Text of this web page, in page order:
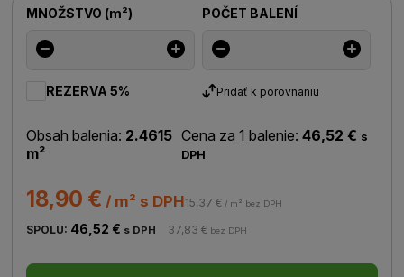
MNOŽSTVO (m²) POČET BALENÍ
REZERVA 5% Pridať k porovnaniu
Obsah balenia: 2.4615
m²
Cena za 1 balenie: 46,52 € s
DPH
18,90 € / m² s DPH15,37 € / m² bez DPH
SPOLU: 46,52 € s DPH 37,83 € bez DPH